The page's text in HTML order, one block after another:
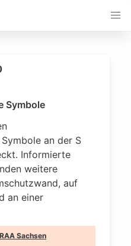
Symbole
an der S
Informierte
weitere
auf
an einer
RAA Sachsen